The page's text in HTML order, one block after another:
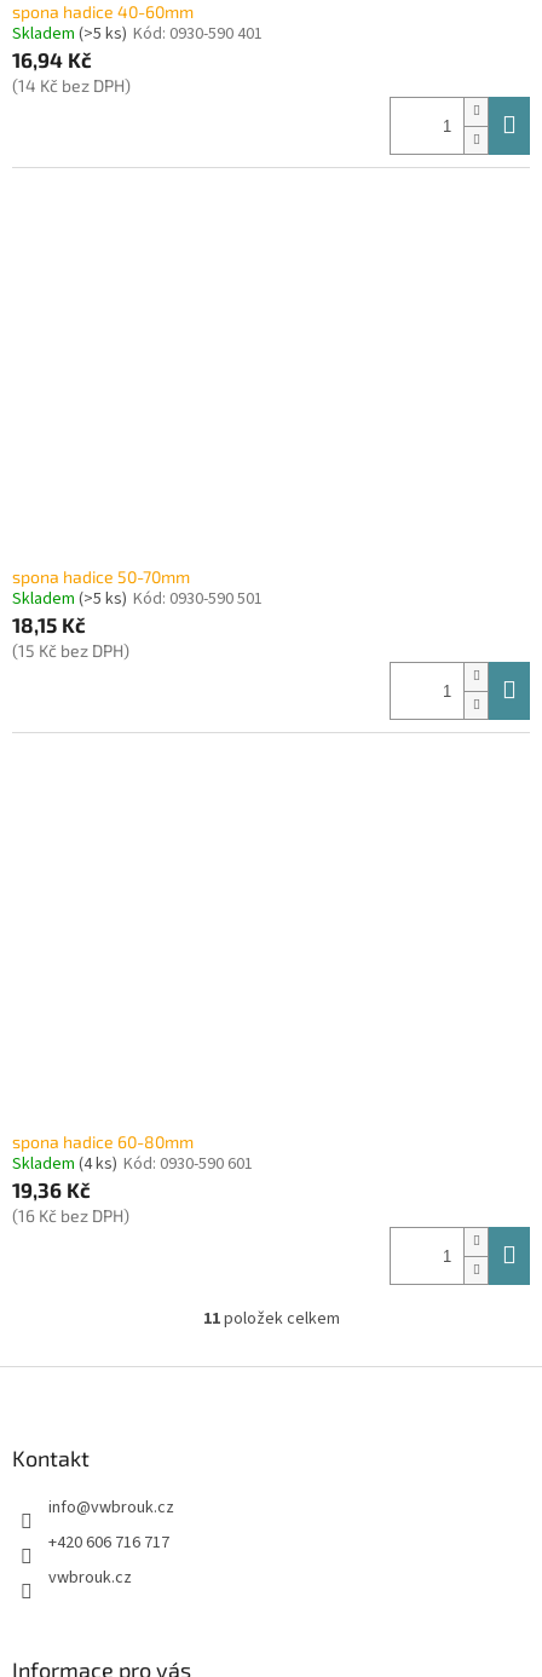
spona hadice 40-60mm
Skladem (>5 ks) Kód: 0930-590 401
16,94 Kč
(14 Kč bez DPH)
spona hadice 50-70mm
Skladem (>5 ks) Kód: 0930-590 501
18,15 Kč
(15 Kč bez DPH)
spona hadice 60-80mm
Skladem (4 ks) Kód: 0930-590 601
19,36 Kč
(16 Kč bez DPH)
O
l
11položek celkem
Kontakt
info@vwbrouk.cz
+420 606 716 717
vwbrouk.cz
Informace pro vás